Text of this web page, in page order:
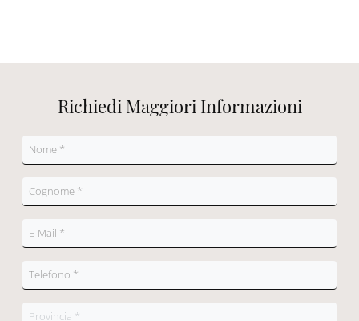
Richiedi Maggiori Informazioni